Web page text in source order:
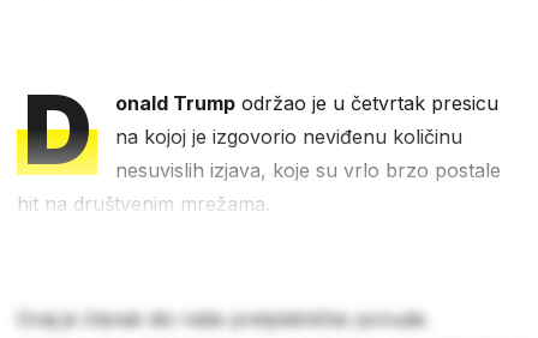
D onald Trump održao je u četvrtak presicu
na kojoj je izgovorio neviđenu količinu
nesuvislih izjava, koje su vrlo brzo postale
hit na društvenim mrežama.
Ovaj je članak dio naše pretplatničke ponude.